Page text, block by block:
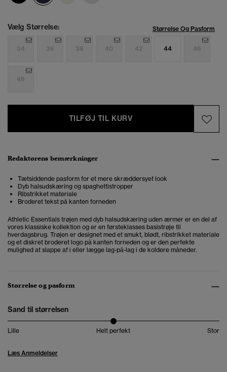
Vælg Størrelse: Størrelse Og Pasform
34 36 38 40 42 44 46
48
TILFØJ TIL KURV
Redaktørens bemærkninger
Tætsiddende pasform for et mere skræddersyet look
Dyb halsudskæring og spaghettistropper
Ribstrikket materiale
Broderet tekst på kanten forneden
Athletic Essentials trøjen med dyb halsudskæring uden ærmer er en del af
vores klassiske kollektion og er en førsteklasses basistrøje til
hverdagsbrug. Trøjen er designet med et smukt, blødt, ribstrikket materiale
og et diskret broderet logo på kanten forneden og er den perfekte
mulighed at slappe af i eller lægge lag-på-lag i de koldere måneder.
Størrelse og pasform
Sand til størrelsen
Lille Helt perfekt Stor
Læs Anmeldelser